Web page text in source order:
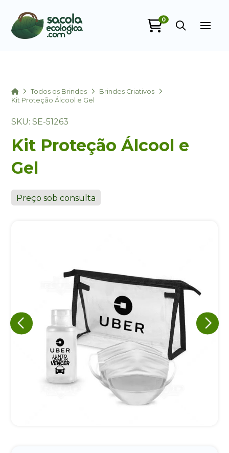
0
HomeTodos os Brindes
Brindes Criativos
Kit Proteção Álcool e Gel
SKU: SE-51263
Kit Proteção Álcool e
Gel
Preço sob consulta
Eu concordo em receber comunicações.
A nossa empresa está comprometida a proteger e respeitar
sua privacidade, utilizaremos seus dados apenas para fins
de marketing. Você pode alterar suas preferências a
qualquer momento.
Iniciar conversa